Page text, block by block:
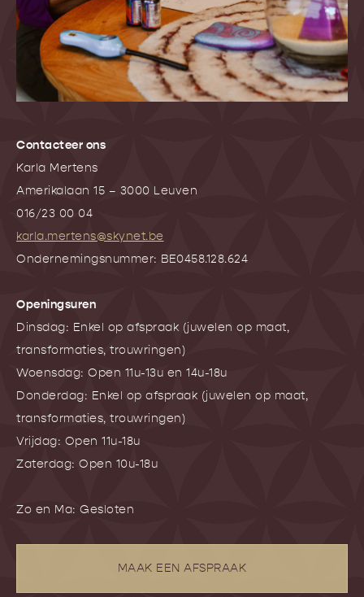
Contacteer ons
Karla Mertens
Amerikalaan 15 – 3000 Leuven
016/23 00 04
karla.mertens@skynet.be
Ondernemingsnummer: BE0458.128.624
Openingsuren
Dinsdag: Enkel op afspraak (juwelen op maat,
transformaties, trouwringen)
Woensdag: Open 11u-13u en 14u-18u
Donderdag: Enkel op afspraak (juwelen op maat,
transformaties, trouwringen)
Vrijdag: Open 11u-18u
Zaterdag: Open 10u-18u
Zo en Ma: Gesloten
MAAK EEN AFSPRAAK